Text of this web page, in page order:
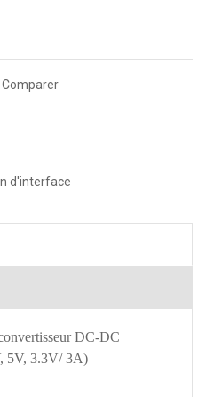
Comparer
d'interface
DC-DC
5V, 3.3V/ 3A)